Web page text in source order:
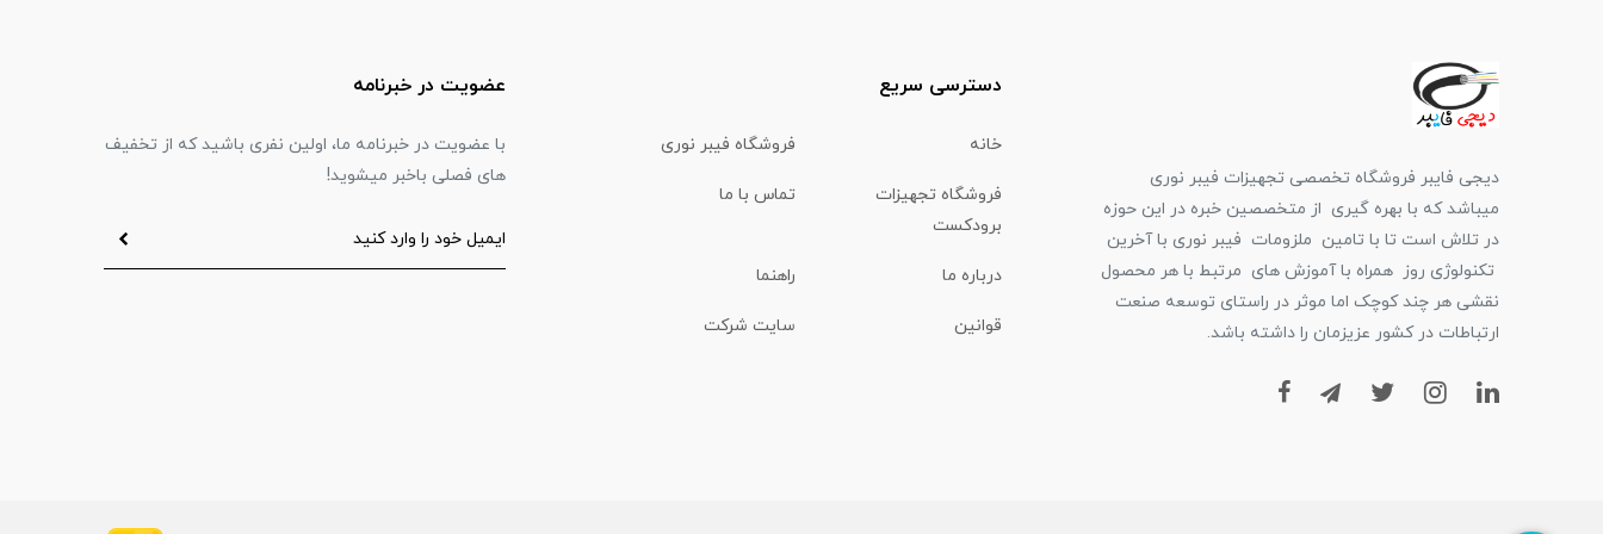
دیجی فایبر فروشگاه تخصصی تجهیزات فیبر نوری
میباشد که با بهره گیری از متخصصین خبره در این حوزه
در تلاش است تا با تامین ملزومات فیبر نوری با آخرین
تکنولوژی روز همراه با آموزش های مرتبط با هر محصول
نقشی هر چند کوچک اما موثر در راستای توسعه صنعت
ارتباطات در کشور عزیزمان را داشته باشد.
دسترسی سریع
خانه فروشگاه فیبر نوری
فروشگاه تجهیزات
برودکست
تماس با ما
درباره ما راهنما
قوانین سایت شرکت
عضویت در خبرنامه
با عضویت در خبرنامه ما، اولین نفری باشید که از تخفیف
های فصلی باخبر میشوید!